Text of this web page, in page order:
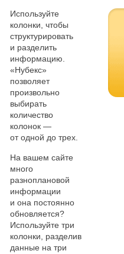
Используйте
колонки, чтобы
структурировать
и разделить
информацию.
«Нубекс»
позволяет
произвольно
выбирать
количество
колонок —
от одной до трех.
На вашем сайте
много
разноплановой
информации
и она постоянно
обновляется?
Используйте три
колонки, разделив
данные на три